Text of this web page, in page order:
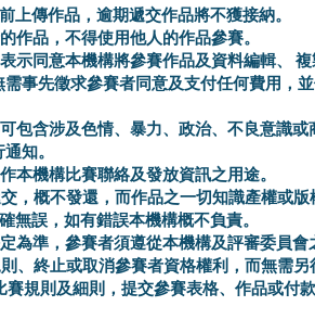
上傳作品，逾期遞交作品將不獲接納。
作品，不得使用他人的作品參賽。
示同意本機構將參賽作品及資料編輯、
事先徵求參賽者同意及支付任何費用，
包含涉及色情、暴力、政治、不良意識
知。
本機構比賽聯絡及發放資訊之用途。
，概不發還，而作品之一切知識產權或版
無誤，如有錯誤本機構概不負責。
為準，參賽者須遵從本機構及評審委員會
、終止或取消參賽者資格權利，而無需另
賽規則及細則，提交參賽表格、作品或付